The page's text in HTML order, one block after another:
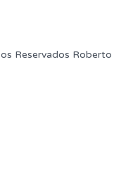
Reservados Roberto